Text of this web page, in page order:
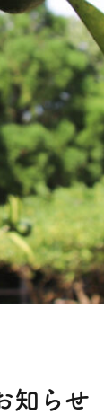
知らせ